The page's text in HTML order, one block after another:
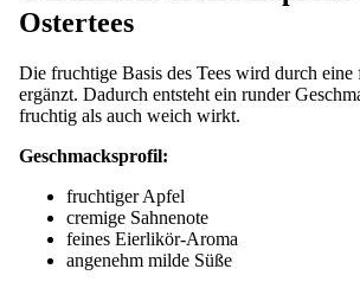
Ostertees
Die fruchtige Basis des Tees wird durch eine
ergänzt. Dadurch entsteht ein runder
fruchtig als auch weich wirkt.
Geschmacksprofil:
fruchtiger Apfel
cremige Sahnenote
feines Eierlikör-Aroma
angenehm milde Süße